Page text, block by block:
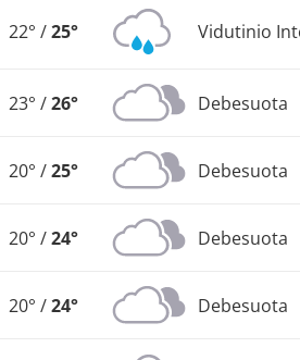
22° /25° Vidutinio
23° /26° Debesuota
20° /25° Debesuota
20° /24° Debesuota
20° /24° Debesuota